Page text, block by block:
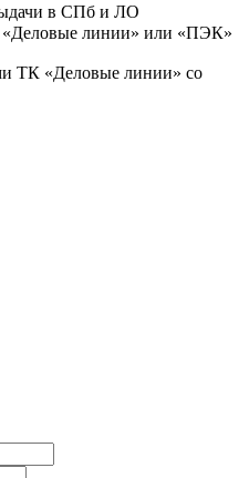
в СПб и ЛО
«Деловые линии» или «ПЭК»
ТК «Деловые линии» со